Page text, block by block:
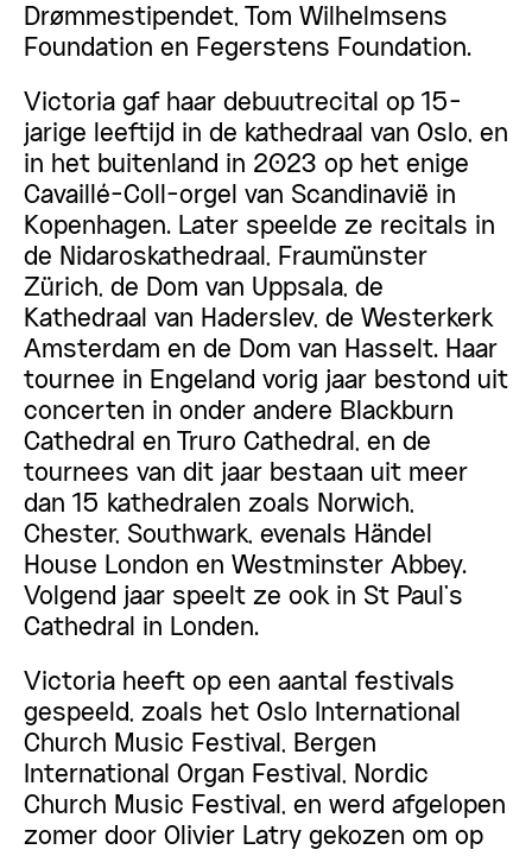
Drømmestipendet, Tom Wilhelmsens
Foundation en Fegerstens Foundation.
Victoria gaf haar debuutrecital op 15-
jarige leeftijd in de kathedraal van Oslo, en
in het buitenland in 2023 op het enige
Cavaillé-Coll-orgel van Scandinavië in
Kopenhagen. Later speelde ze recitals in
de Nidaroskathedraal, Fraumünster
Zürich, de Dom van Uppsala, de
Kathedraal van Haderslev, de Westerkerk
Amsterdam en de Dom van Hasselt. Haar
tournee in Engeland vorig jaar bestond uit
concerten in onder andere Blackburn
Cathedral en Truro Cathedral, en de
tournees van dit jaar bestaan uit meer
dan 15 kathedralen zoals Norwich,
Chester, Southwark, evenals Händel
House London en Westminster Abbey.
Volgend jaar speelt ze ook in St Paul’s
Cathedral in Londen.
Victoria heeft op een aantal festivals
gespeeld, zoals het Oslo International
Church Music Festival, Bergen
International Organ Festival, Nordic
Church Music Festival, en werd afgelopen
zomer door Olivier Latry gekozen om op